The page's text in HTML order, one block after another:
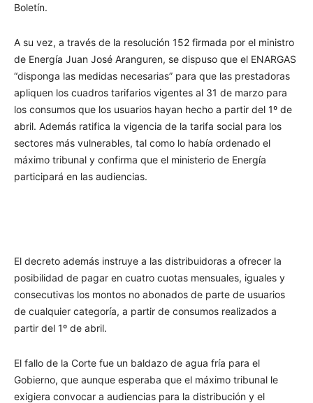
Boletín.
A su vez, a través de la resolución 152 firmada por el ministro
de Energía Juan José Aranguren, se dispuso que el ENARGAS
“disponga las medidas necesarias” para que las prestadoras
apliquen los cuadros tarifarios vigentes al 31 de marzo para
los consumos que los usuarios hayan hecho a partir del 1º de
abril. Además ratifica la vigencia de la tarifa social para los
sectores más vulnerables, tal como lo había ordenado el
máximo tribunal y confirma que el ministerio de Energía
participará en las audiencias.
El decreto además instruye a las distribuidoras a ofrecer la
posibilidad de pagar en cuatro cuotas mensuales, iguales y
consecutivas los montos no abonados de parte de usuarios
de cualquier categoría, a partir de consumos realizados a
partir del 1º de abril.
El fallo de la Corte fue un baldazo de agua fría para el
Gobierno, que aunque esperaba que el máximo tribunal le
exigiera convocar a audiencias para la distribución y el